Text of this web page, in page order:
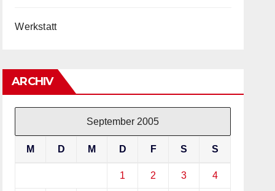
Werkstatt
ARCHIV
September 2005
M D M D F S S
1 2 3 4